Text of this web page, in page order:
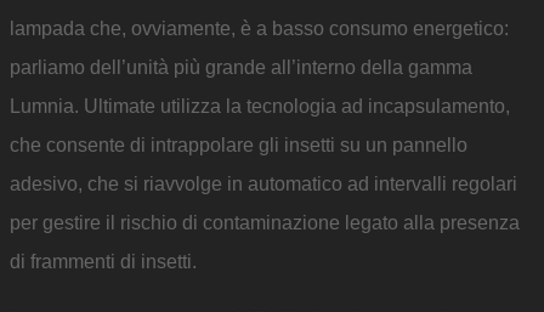
lampada che, ovviamente, è a basso consumo energetico:
parliamo dell’unità più grande all’interno della gamma
Lumnia. Ultimate utilizza la tecnologia ad incapsulamento,
che consente di intrappolare gli insetti su un pannello
adesivo, che si riavvolge in automatico ad intervalli regolari
per gestire il rischio di contaminazione legato alla presenza
di frammenti di insetti.